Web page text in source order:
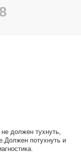
8
должен тухнуть,
потухнуть и